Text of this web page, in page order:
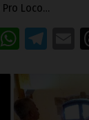
Loco…
Facebook